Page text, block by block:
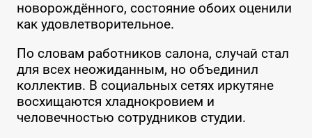
новорождённого, состояние обоих оценили
как удовлетворительное.
По словам работников салона, случай стал
для всех неожиданным, но объединил
коллектив. В социальных сетях иркутяне
восхищаются хладнокровием и
человечностью сотрудников студии.